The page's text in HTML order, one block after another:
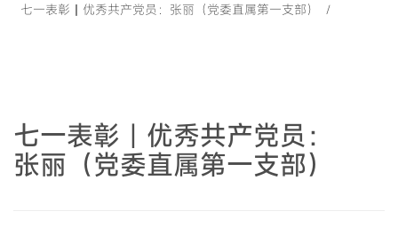
七一表彰丨优秀共产党员：张丽（党委直属第一支部） /
七一表彰丨优秀共产党员：
张丽（党委直属第一支部）